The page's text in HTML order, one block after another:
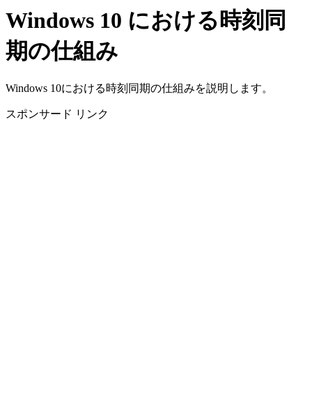
Windows 10 における時刻同
期の仕組み
Windows 10における時刻同期の仕組みを説明します。
スポンサード リンク